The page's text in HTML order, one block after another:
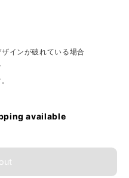
インが破れている場合
available